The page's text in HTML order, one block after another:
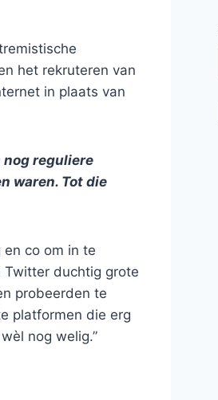
het rekruteren van
in plaats van
reguliere
waren. Tot die
co om in te
Twitter duchtig grote
probeerden te
platformen die erg
nog welig.”